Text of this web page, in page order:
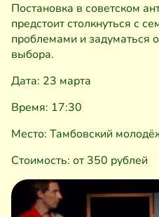
Постановка в советском
предстоит столкнуться с
проблемами и задуматься
выбора.
Дата: 23 марта
Время: 17:30
Место: Тамбовский
Стоимость: от 350 рублей